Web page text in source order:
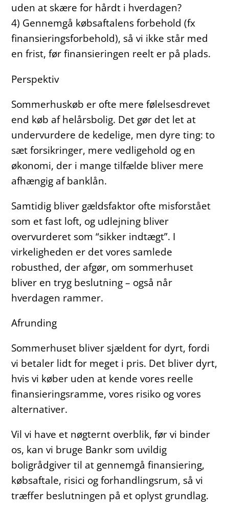
uden at skære for hårdt i hverdagen?
4) Gennemgå købsaftalens forbehold (fx
finansieringsforbehold), så vi ikke står med
en frist, før finansieringen reelt er på plads.
Perspektiv
Sommerhuskøb er ofte mere følelsesdrevet
end køb af helårsbolig. Det gør det let at
undervurdere de kedelige, men dyre ting: to
sæt forsikringer, mere vedligehold og en
økonomi, der i mange tilfælde bliver mere
afhængig af banklån.
Samtidig bliver gældsfaktor ofte misforstået
som et fast loft, og udlejning bliver
overvurderet som “sikker indtægt”. I
virkeligheden er det vores samlede
robusthed, der afgør, om sommerhuset
bliver en tryg beslutning – også når
hverdagen rammer.
Afrunding
Sommerhuset bliver sjældent for dyrt, fordi
vi betaler lidt for meget i pris. Det bliver dyrt,
hvis vi køber uden at kende vores reelle
finansieringsramme, vores risiko og vores
alternativer.
Vil vi have et nøgternt overblik, før vi binder
os, kan vi bruge Bankr som uvildig
boligrådgiver til at gennemgå finansiering,
købsaftale, risici og forhandlingsrum, så vi
træffer beslutningen på et oplyst grundlag.